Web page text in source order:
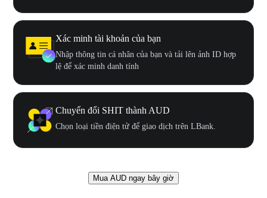
Xác minh tài khoản của bạn
Nhập thông tin cá nhân của bạn và tải lên ảnh ID hợp
lệ để xác minh danh tính
Chuyển đổi SHIT thành AUD
Chọn loại tiền điện tử để giao dịch trên LBank.
Mua AUD ngay bây giờ